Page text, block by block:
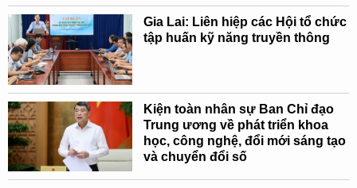
Gia Lai: Liên hiệp các Hội tổ chức
tập huấn kỹ năng truyền thông
Kiện toàn nhân sự Ban Chỉ đạo
Trung ương về phát triển khoa
học, công nghệ, đổi mới sáng tạo
và chuyển đổi số